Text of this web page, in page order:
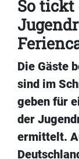
So
Die Gäste
sind im
geben für
der
ermittelt.